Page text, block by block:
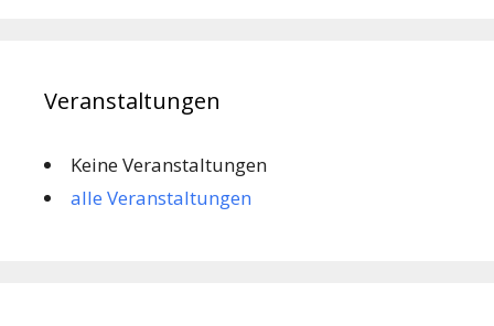
Veranstaltungen
Keine Veranstaltungen
alle Veranstaltungen